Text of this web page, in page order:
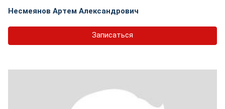
Несмеянов Артем Александрович
Записаться